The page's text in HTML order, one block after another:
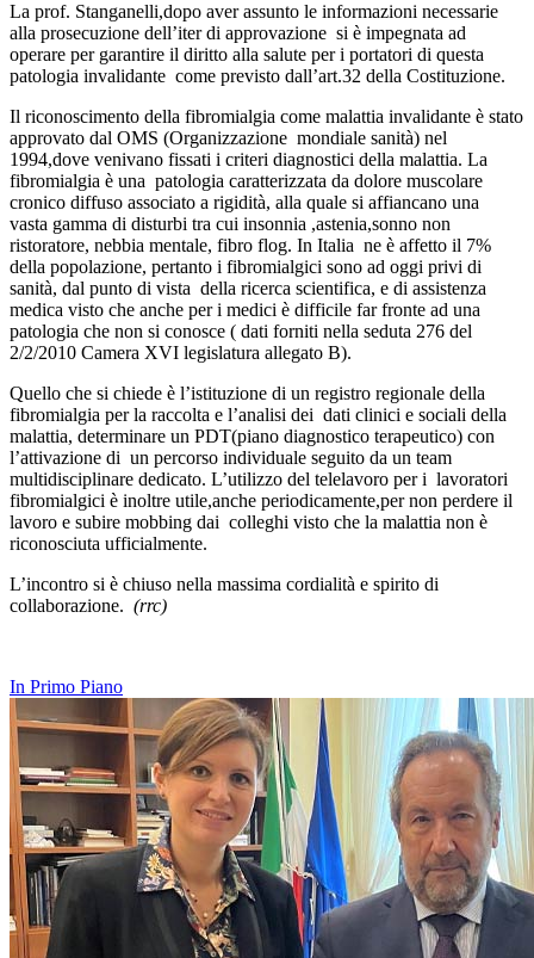
La prof. Stanganelli,dopo aver assunto le informazioni necessarie
alla prosecuzione dell’iter di approvazione si è impegnata ad
operare per garantire il diritto alla salute per i portatori di questa
patologia invalidante come previsto dall’art.32 della Costituzione.
Il riconoscimento della fibromialgia come malattia invalidante è stato
approvato dal OMS (Organizzazione mondiale sanità) nel
1994,dove venivano fissati i criteri diagnostici della malattia. La
fibromialgia è una patologia caratterizzata da dolore muscolare
cronico diffuso associato a rigidità, alla quale si affiancano una
vasta gamma di disturbi tra cui insonnia ,astenia,sonno non
ristoratore, nebbia mentale, fibro flog. In Italia ne è affetto il 7%
della popolazione, pertanto i fibromialgici sono ad oggi privi di
sanità, dal punto di vista della ricerca scientifica, e di assistenza
medica visto che anche per i medici è difficile far fronte ad una
patologia che non si conosce ( dati forniti nella seduta 276 del
2/2/2010 Camera XVI legislatura allegato B).
Quello che si chiede è l’istituzione di un registro regionale della
fibromialgia per la raccolta e l’analisi dei dati clinici e sociali della
malattia, determinare un PDT(piano diagnostico terapeutico) con
l’attivazione di un percorso individuale seguito da un team
multidisciplinare dedicato. L’utilizzo del telelavoro per i lavoratori
fibromialgici è inoltre utile,anche periodicamente,per non perdere il
lavoro e subire mobbing dai colleghi visto che la malattia non è
riconosciuta ufficialmente.
L’incontro si è chiuso nella massima cordialità e spirito di
collaborazione. (rrc)
In Primo Piano